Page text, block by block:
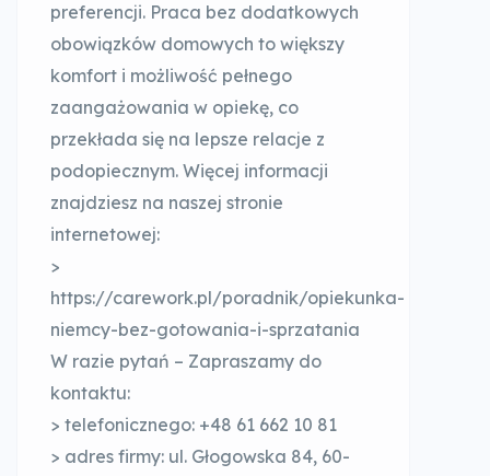
preferencji. Praca bez dodatkowych
obowiązków domowych to większy
komfort i możliwość pełnego
zaangażowania w opiekę, co
przekłada się na lepsze relacje z
podopiecznym. Więcej informacji
znajdziesz na naszej stronie
internetowej:
>
https://carework.pl/poradnik/opiekunka-
niemcy-bez-gotowania-i-sprzatania
W razie pytań – Zapraszamy do
kontaktu:
> telefonicznego: +48 61 662 10 81
> adres firmy: ul. Głogowska 84, 60-